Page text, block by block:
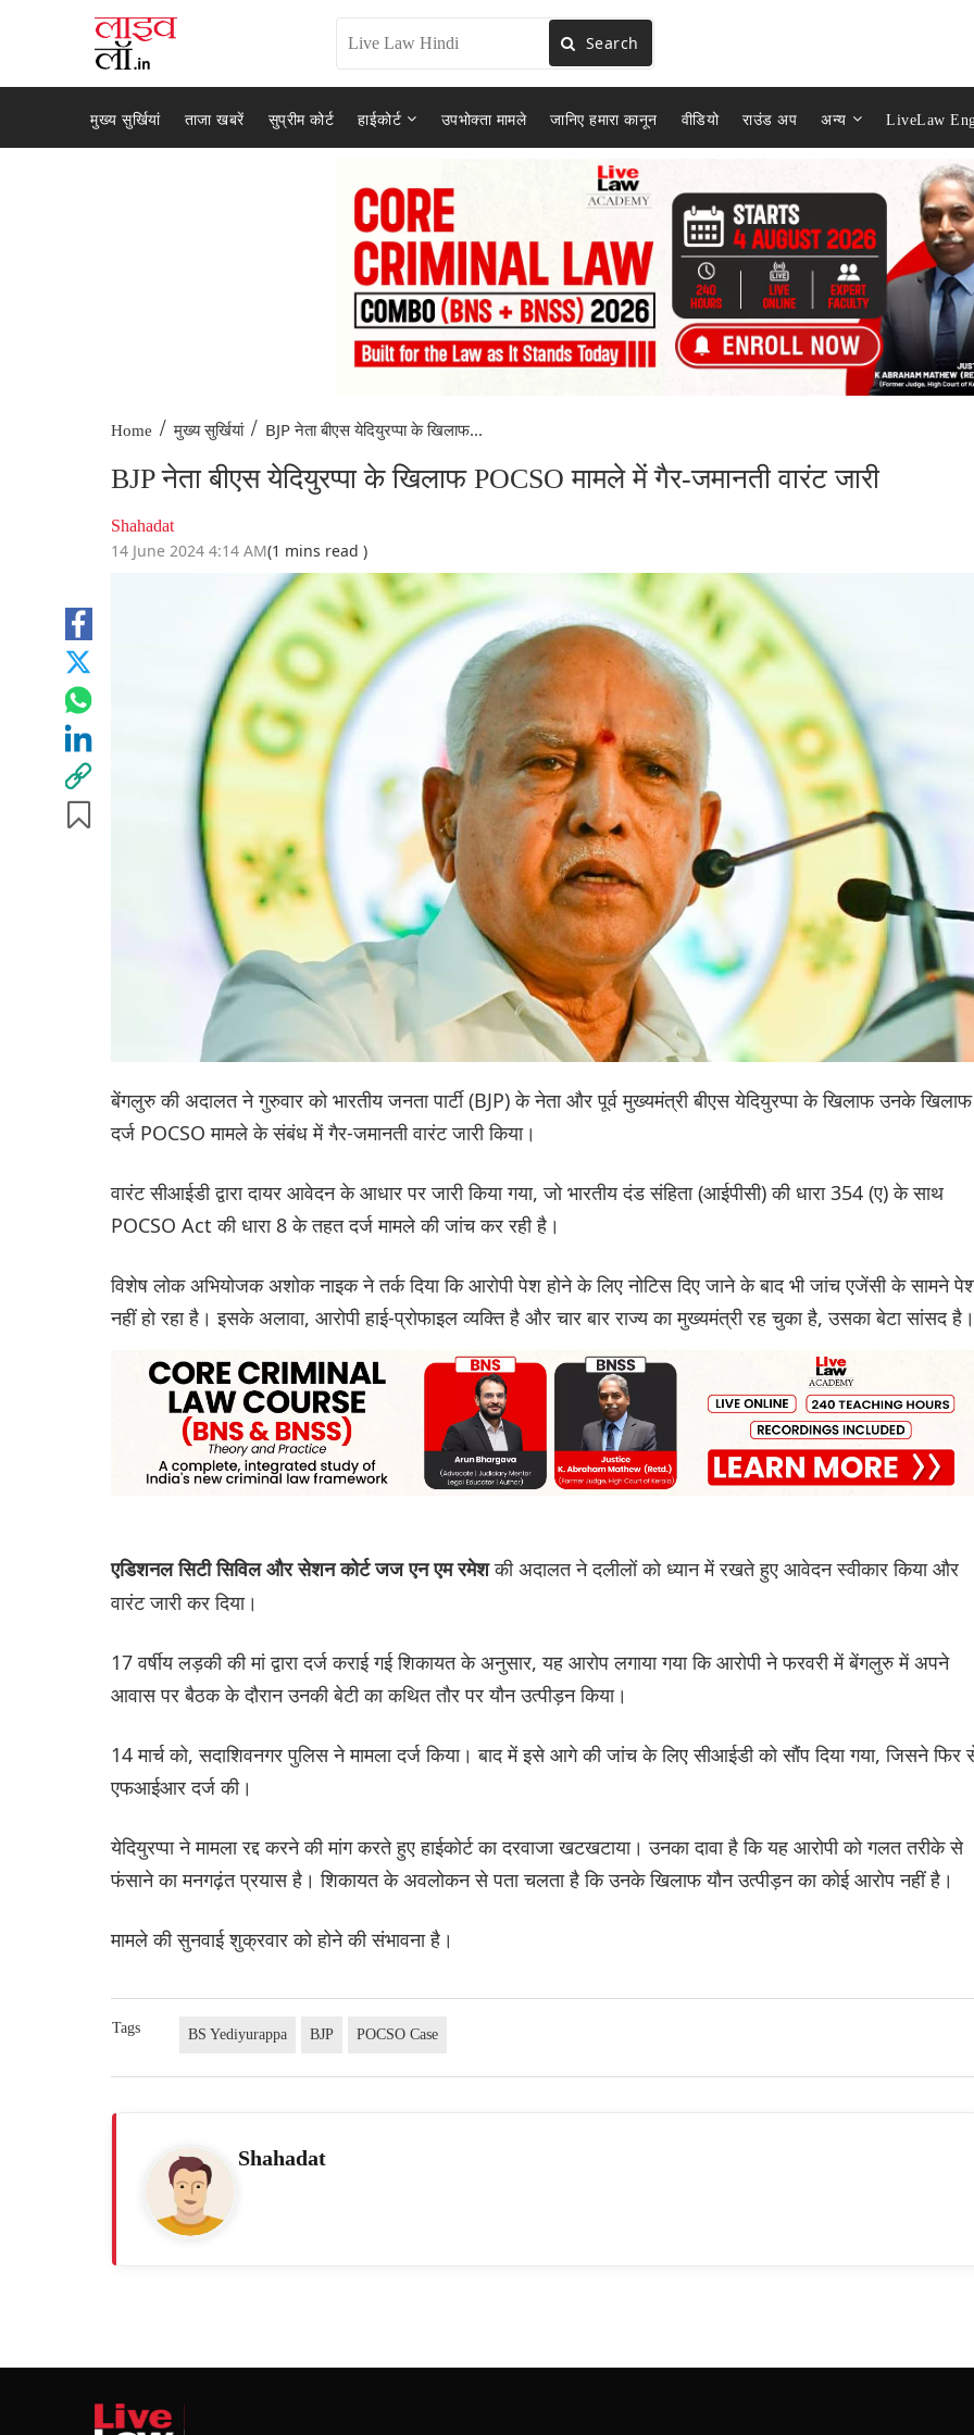
Search
मुख्य सुर्खियां ताजा खबरें सुप्रीम कोर्ट हाईकोर्ट उपभोक्ता मामले जानिए हमारा कानून वीडियो राउंड अप अन्य LiveLaw
Home / मुख्य सुर्खियां / BJP नेता बीएस येदियुरप्पा के खिलाफ...
BJP नेता बीएस येदियुरप्पा के खिलाफ POCSO मामले में गैर-जमानती वारंट जारी
Shahadat
14 June 2024 4:14 AM(1 mins read )
बेंगलुरु की अदालत ने गुरुवार को भारतीय जनता पार्टी (BJP) के नेता और पूर्व मुख्यमंत्री बीएस येदियुरप्पा के खिलाफ उनके खिलाफ
दर्ज POCSO मामले के संबंध में गैर-जमानती वारंट जारी किया।
वारंट सीआईडी ​​द्वारा दायर आवेदन के आधार पर जारी किया गया, जो भारतीय दंड संहिता (आईपीसी) की धारा 354 (ए) के साथ
POCSO Act की धारा 8 के तहत दर्ज मामले की जांच कर रही है।
विशेष लोक अभियोजक अशोक नाइक ने तर्क दिया कि आरोपी पेश होने के लिए नोटिस दिए जाने के बाद भी जांच एजेंसी के सामने
नहीं हो रहा है। इसके अलावा, आरोपी हाई-प्रोफाइल व्यक्ति है और चार बार राज्य का मुख्यमंत्री रह चुका है, उसका बेटा सांसद है।
एडिशनल सिटी सिविल और सेशन कोर्ट जज एन एम रमेशकी अदालत ने दलीलों को ध्यान में रखते हुए आवेदन स्वीकार किया और
वारंट जारी कर दिया।
17 वर्षीय लड़की की मां द्वारा दर्ज कराई गई शिकायत के अनुसार, यह आरोप लगाया गया कि आरोपी ने फरवरी में बेंगलुरु में अपने
आवास पर बैठक के दौरान उनकी बेटी का कथित तौर पर यौन उत्पीड़न किया।
14 मार्च को, सदाशिवनगर पुलिस ने मामला दर्ज किया। बाद में इसे आगे की जांच के लिए सीआईडी ​​को सौंप दिया गया, जिसने फिर
एफआईआर दर्ज की।
येदियुरप्पा ने मामला रद्द करने की मांग करते हुए हाईकोर्ट का दरवाजा खटखटाया। उनका दावा है कि यह आरोपी को गलत तरीके से
फंसाने का मनगढ़ंत प्रयास है। शिकायत के अवलोकन से पता चलता है कि उनके खिलाफ यौन उत्पीड़न का कोई आरोप नहीं है।
मामले की सुनवाई शुक्रवार को होने की संभावना है।
Tags BS Yediyurappa BJP POCSO Case
Shahadat